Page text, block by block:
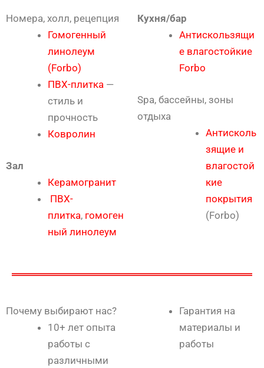
Номера, холл, рецепция
Гомогенный
линолеум
(Forbo)
ПВХ-плитка —
стиль и
прочность
Ковролин
Зал
Керамогранит
ПВХ-
плитка, гомоген
ный линолеум
Кухня/бар
Антискользящи
е влагостойкие
Forbo
Spa, бассейны, зоны
отдыха
Антисколь
зящие и
влагостой
кие
покрытия
(Forbo)
Почему выбирают нас?
10+ лет опыта
работы с
различными
Гарантия на
материалы и
работы